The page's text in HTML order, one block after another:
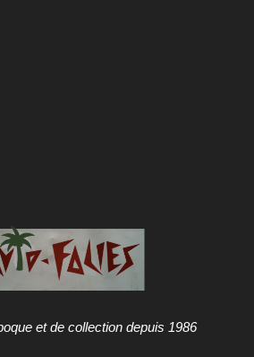
et de collection depuis 1986